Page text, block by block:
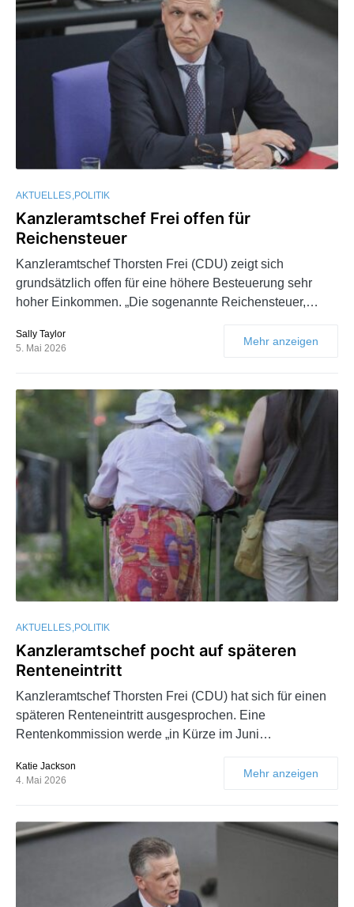
AKTUELLES POLITIK
Kanzleramtschef Frei offen für
Reichensteuer
Kanzleramtschef Thorsten Frei (CDU) zeigt sich
grundsätzlich offen für eine höhere Besteuerung sehr
hoher Einkommen. „Die sogenannte Reichensteuer,…
Sally Taylor
5. Mai 2026
Mehr anzeigen
AKTUELLES POLITIK
Kanzleramtschef pocht auf späteren
Renteneintritt
Kanzleramtschef Thorsten Frei (CDU) hat sich für einen
späteren Renteneintritt ausgesprochen. Eine
Rentenkommission werde „in Kürze im Juni…
Katie Jackson
4. Mai 2026
Mehr anzeigen